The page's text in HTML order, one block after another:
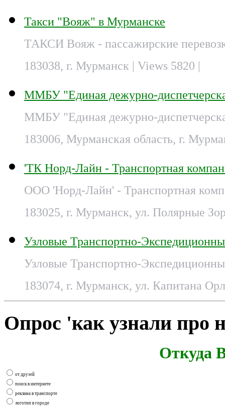
Такси "Вояж" в Мурманске
ТАКСИ Вояж - пассажирские
183038, г. Мурманск | Views 5820 |
ММБУ "Единая дежурно-
ММБУ "Единая дежурно-
183006, Мурманская область, г.
'ТК Норд-Лайн - Транспортная
ООО 'Норд-Лайн' - Транспортная
183025, г. Мурманск, ул. Полярные
Узловые Транспортно-
Узловые Транспортно-
183074, г. Мурманск, ул. Капитана
Опрос 'как узнали про
Откуда
от друзей
поиск в интернете
реклама в транспорте
логотип в городе